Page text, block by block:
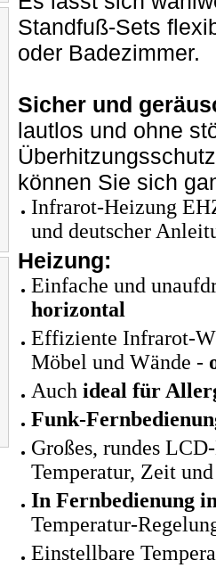
Standfuß-Sets
oder Badezimmer.
Sicher und
lautlos und ohne
können Sie sich
Infrarot-Heizung
und deutscher
Heizung:
Einfache und
horizontal
Effiziente Infrarot-
Möbel und Wände -
Auch ideal für
Funk-
Großes, rundes
Temperatur, Zeit
In Fernbedienung
Temperatur-
Einstellbare